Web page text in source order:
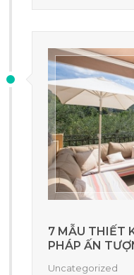
7 MẪU THIẾT
PHÁP ẤN
Uncategorized